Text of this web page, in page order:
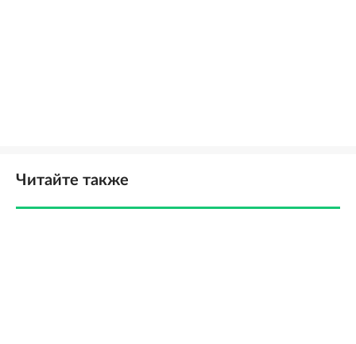
Читайте также